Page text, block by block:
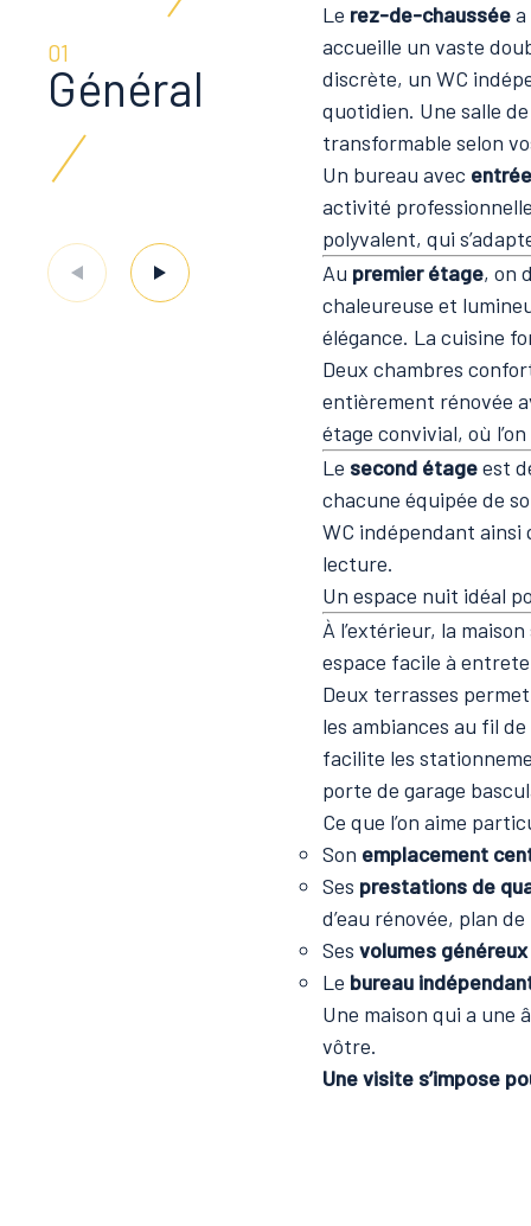
01
Général
Le rez-de-chaussée
accueille un vaste
discrète, un WC
quotidien. Une salle
transformable selon
Un bureau avec
activité
polyvalent, qui
Au premier étage, on
chaleureuse et
élégance. La cuisine
Deux chambres
entièrement rénovée
étage convivial, où
Le second étageest
chacune équipée de
WC indépendant ainsi
lecture.
Un espace nuit idéal
À l’extérieur, la
espace facile à
Deux terrasses
les ambiances au fil
facilite les
porte de garage
Ce que l’on aime
Son emplacement
Ses prestations de
d’eau rénovée, plan
Ses volumes généreux
Le bureau
Une maison qui a une
vôtre.
Une visite s’impose